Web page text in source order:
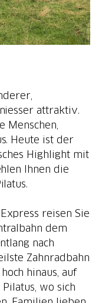
attraktiv.
Menschen,
Heute ist der
Highlight mit
Ihnen die
reisen Sie
dem
nach
Zahnradbahn
hinaus, auf
wo sich